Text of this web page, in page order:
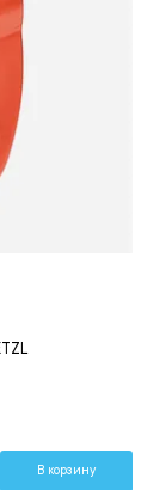
В корзину